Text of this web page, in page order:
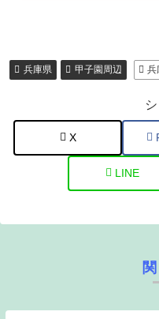
兵庫県 甲子園周辺 兵
X
LINE